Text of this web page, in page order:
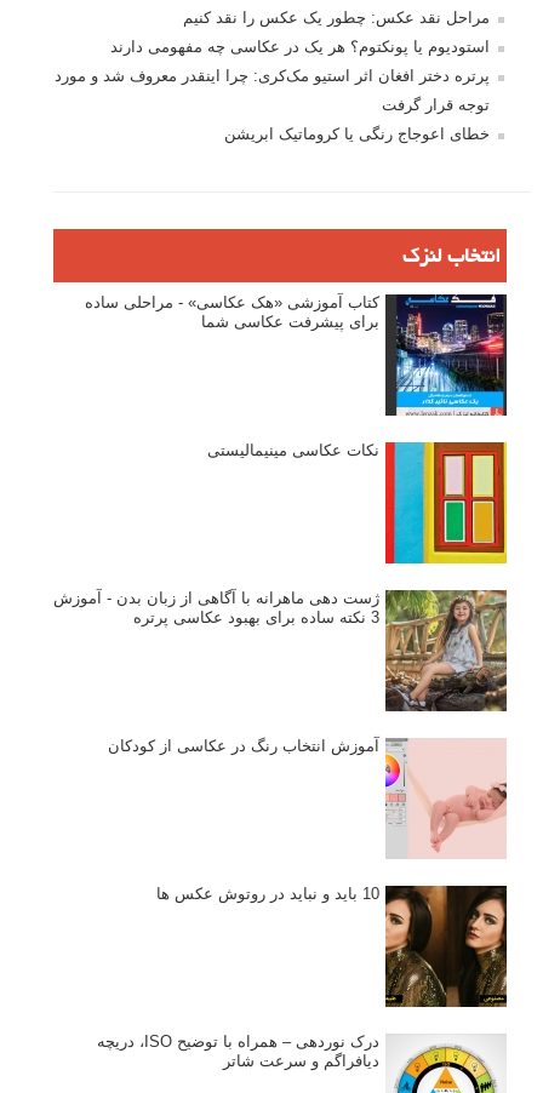
مراحل نقد عکس: چطور یک عکس را نقد کنیم
استودیوم یا پونکتوم؟ هر یک در عکاسی چه مفهومی دارند
پرتره دختر افغان اثر استیو مک‌کری: چرا اینقدر معروف شد و مورد
توجه قرار گرفت
خطای اعوجاج رنگی یا کروماتیک ابریشن
انتخاب لنزک
کتاب آموزشی «هک عکاسی» - مراحلی ساده
برای پیشرفت عکاسی شما
نکات عکاسی مینیمالیستی
ژست دهی ماهرانه با آگاهی از زبان بدن - آموزش
3 نکته ساده برای بهبود عکاسی پرتره
آموزش انتخاب رنگ در عکاسی از کودکان
10 باید و نباید در روتوش عکس ها
درک نوردهی – همراه با توضیح ISO، دریچه
دیافراگم و سرعت شاتر